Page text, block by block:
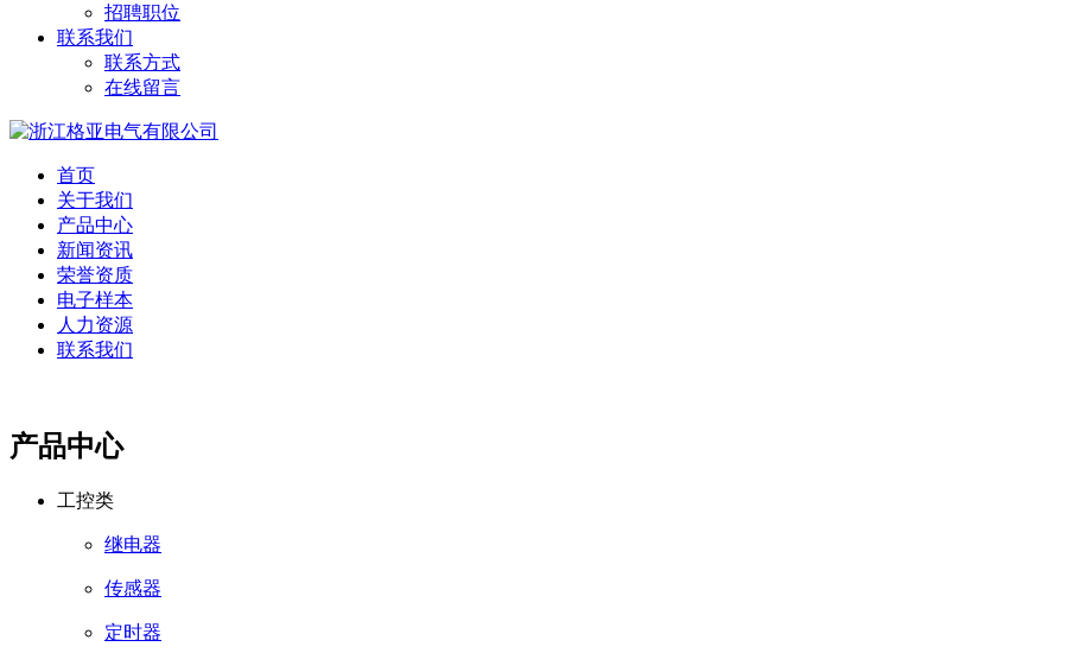
招聘职位
联系我们
联系方式
在线留言
首页
关于我们
产品中心
新闻资讯
荣誉资质
电子样本
人力资源
联系我们
产品中心
工控类
继电器
传感器
定时器